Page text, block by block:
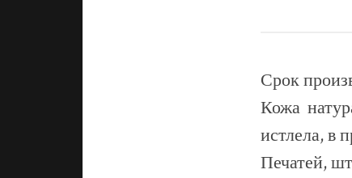
Срок
Кожа
истлела, в
Печатей,